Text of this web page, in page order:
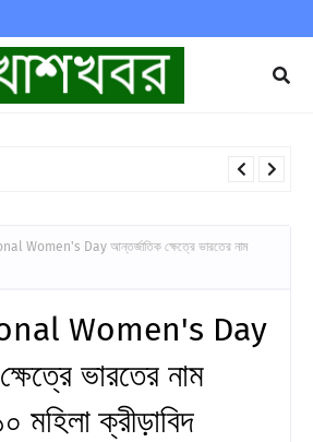
Women's Day আন্তর্জাতিক ক্ষেত্রে ভারতের নাম
Women's Day
ভারতের নাম
মহিলা ক্রীড়াবিদ